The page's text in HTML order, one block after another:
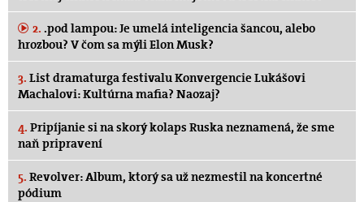
2. .pod lampou: Je umelá inteligencia šancou, alebo
hrozbou? V čom sa mýli Elon Musk?
3. List dramaturga festivalu Konvergencie Lukášovi
Machalovi: Kultúrna mafia? Naozaj?
4. Pripíjanie si na skorý kolaps Ruska neznamená, že sme
naň pripravení
5. Revolver: Album, ktorý sa už nezmestil na koncertné
pódium